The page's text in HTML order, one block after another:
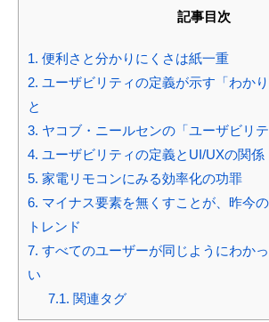
記事目次
1. 便利さと分かりにくさは紙一重
2. ユーザビリティの定義が示す「わか
と
3. ヤコブ・ニールセンの「ユーザビリテ
4. ユーザビリティの定義とUI/UXの関係
5. 家電リモコンにみる効率化の功罪
6. マイナス要素を無くすことが、昨今
トレンド
7. すべてのユーザーが同じようにわか
い
7.1. 関連タグ